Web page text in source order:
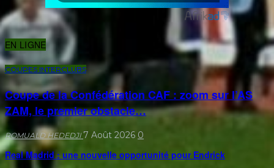
EN LIGNE
COUPES INTERCLUBS
Coupe de la Confédération CAF : zoom sur l’AS
ZAM, le premier obstacle…
ROMUALD HEDEDJI7 Août 2026 0
Real Madrid : une nouvelle opportunité pour Endrick